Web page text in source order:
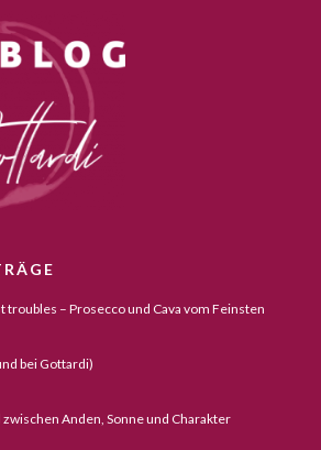
troubles – Prosecco und Cava vom Feinsten
bei Gottardi)
Anden, Sonne und Charakter